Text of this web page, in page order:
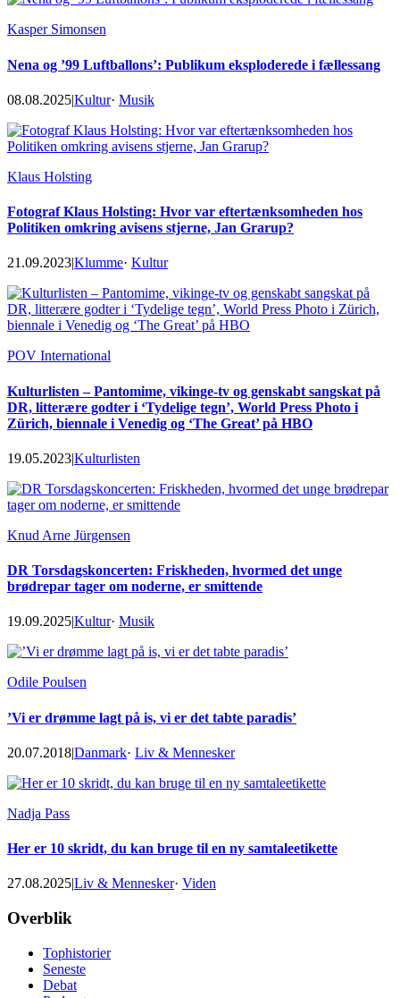
Kasper Simonsen
Nena og ’99 Luftballons’: Publikum eksploderede i fællessang
08.08.2025|Kultur· Musik
Klaus Holsting
Fotograf Klaus Holsting: Hvor var eftertænksomheden hos
Politiken omkring avisens stjerne, Jan Grarup?
21.09.2023|Klumme· Kultur
POV International
Kulturlisten – Pantomime, vikinge-tv og genskabt sangskat på
DR, litterære godter i ‘Tydelige tegn’, World Press Photo i
Zürich, biennale i Venedig og ‘The Great’ på HBO
19.05.2023|Kulturlisten
Knud Arne Jürgensen
DR Torsdagskoncerten: Friskheden, hvormed det unge
brødrepar tager om noderne, er smittende
19.09.2025|Kultur· Musik
Odile Poulsen
’Vi er drømme lagt på is, vi er det tabte paradis’
20.07.2018|Danmark· Liv & Mennesker
Nadja Pass
Her er 10 skridt, du kan bruge til en ny samtaleetikette
27.08.2025Liv & Mennesker· Viden
Footer
Overblik
Tophistorier
Seneste
Debat